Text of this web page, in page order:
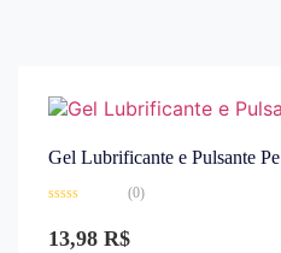
Gel Lubrificante e Pulsante Pe
0
de
(0)
13,98 R$